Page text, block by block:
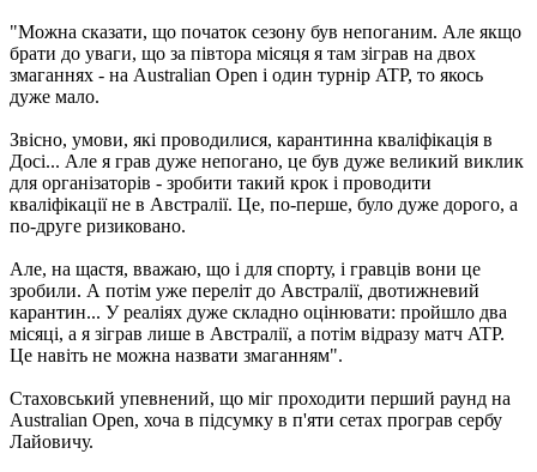
"Можна сказати, що початок сезону був непоганим. Але якщо
брати до уваги, що за півтора місяця я там зіграв на двох
змаганнях - на Australian Open і один турнір ATP, то якось
дуже мало.
Звісно, умови, які проводилися, карантинна кваліфікація в
Досі... Але я грав дуже непогано, це був дуже великий виклик
для організаторів - зробити такий крок і проводити
кваліфікації не в Австралії. Це, по-перше, було дуже дорого, а
по-друге ризиковано.
Але, на щастя, вважаю, що і для спорту, і гравців вони це
зробили. А потім уже переліт до Австралії, двотижневий
карантин... У реаліях дуже складно оцінювати: пройшло два
місяці, а я зіграв лише в Австралії, а потім відразу матч ATP.
Це навіть не можна назвати змаганням".
Стаховський упевнений, що міг проходити перший раунд на
Australian Open, хоча в підсумку в п'яти сетах програв сербу
Лайовичу.